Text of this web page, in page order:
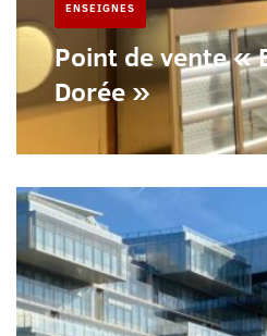
ENSEIGNES
Point de vente «
Dorée »